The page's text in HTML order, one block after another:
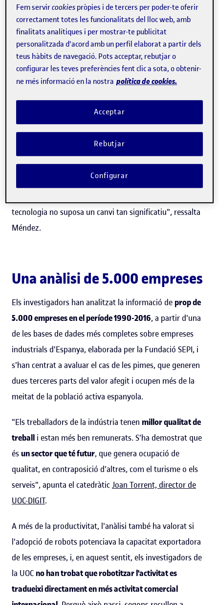
interdisciplinària sobre les TICI2TIC-IA Lab, adscrit al
centre UOC-DIGIT.
“Com més petita és la indústria, la
implantació dels robots afecta més
A més de la mida de l'empresa, l'estudi mostra que un
influeix sobre l'impacte és el grau
d'innovació de les indústries. "Tot i que la implementació
de robots és positiva en tots els casos, en aquelles
tecnologia no suposa un canvi tan significatiu", ressalta
Méndez.
Una anàlisi de 5.000 empreses
Els investigadors han analitzat la informació de prop de
5.000 empreses en el període 1990-2016, a partir d'una
de les bases de dades més completes sobre empreses
industrials d'Espanya, elaborada per la Fundació SEPI, i
s'han centrat a avaluar el cas de les pimes, que generen
dues terceres parts del valor afegit i ocupen més de la
meitat de la població activa espanyola.
"Els treballadors de la indústria tenen millor qualitat de
treball i estan més ben remunerats. S'ha demostrat que
ésun sector que té futur, que genera ocupació de
qualitat, en contraposició d'altres, com el turisme o els
serveis", apunta el catedràticJoan Torrent, director de
UOC-DIGIT.
A més de la productivitat, l'anàlisi també ha valorat si
l'adopció de robots potenciava la capacitat exportadora
de les empreses, i, en aquest sentit, els investigadors de
la UOC no han trobat que robotitzar l'activitat es
tradueixi directament en més activitat comercial
Fem servircookies pròpies i de tercers per poder-te oferir
correctament totes les funcionalitats del lloc web, amb
finalitats analítiques i per mostrar-te publicitat
personalitzada d'acord amb un perfil elaborat a partir dels
teus hàbits de navegació. Pots acceptar, rebutjar o
configurar les teves preferències fent clic a sota, o obtenir-
ne més informació en la nostra política de cookies.
Rebutjar
Acceptar
Configurar